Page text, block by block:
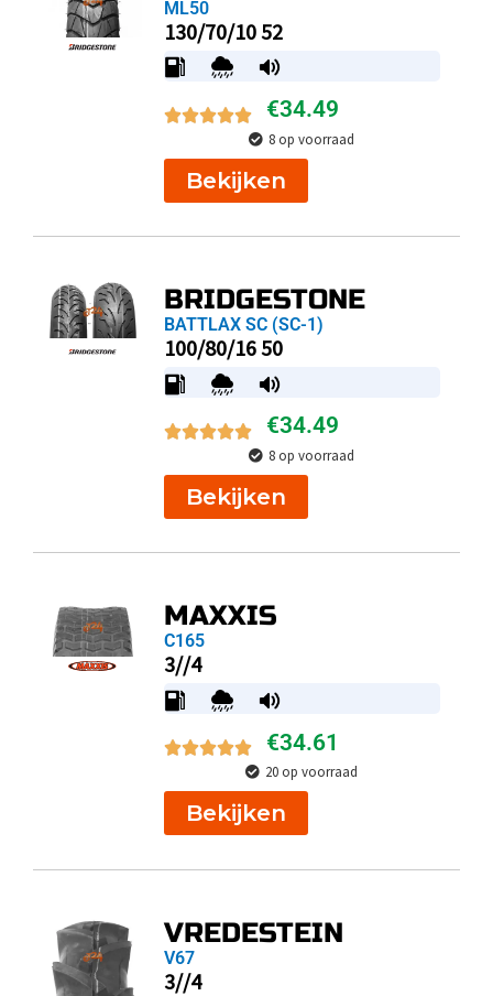
ML50
130/70/10 52
€34.49
8 op voorraad
Bekijken
BRIDGESTONE
BATTLAX SC (SC-1)
100/80/16 50
€34.49
8 op voorraad
Bekijken
MAXXIS
C165
3//4
€34.61
20 op voorraad
Bekijken
VREDESTEIN
V67
3//4